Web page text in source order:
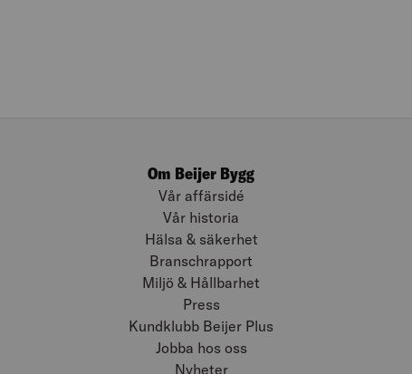
Om Beijer Bygg
Vår affärsidé
Vår historia
Hälsa & säkerhet
Branschrapport
Miljö & Hållbarhet
Press
Kundklubb Beijer Plus
Jobba hos oss
Nyheter